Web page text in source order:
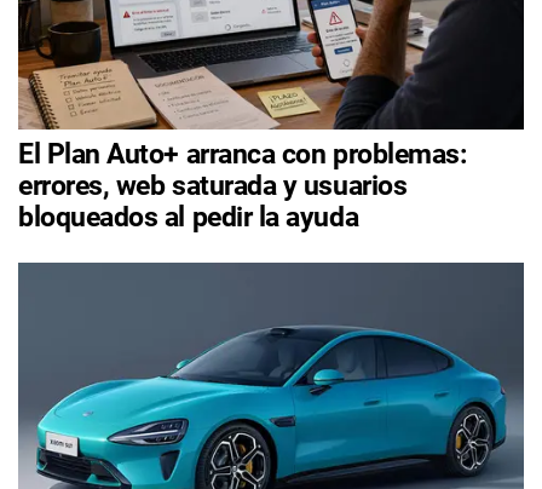
El Plan Auto+ arranca con problemas:
errores, web saturada y usuarios
bloqueados al pedir la ayuda